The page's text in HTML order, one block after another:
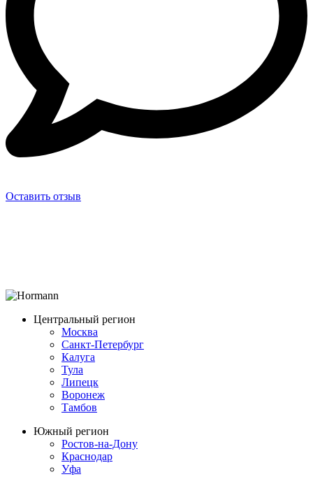
Оставить отзыв
Центральный регион
Москва
Санкт-Петербург
Калуга
Тула
Липецк
Воронеж
Тамбов
Южный регион
Ростов-на-Дону
Краснодар
Уфа